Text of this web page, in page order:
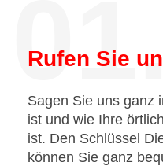
Rufen Sie
Sagen Sie uns ganz
ist und wie Ihre
ist. Den Schlüssel
können Sie ganz